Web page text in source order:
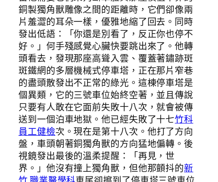
銅製獨角獸雕像之間的距離時，它們卻像兩
片羞澀的耳朵一樣，優雅地縮了回去。同時
發出低語：「你還是別看了，反正你也停不
好。」何手殘感覺心臟快要跳出來了。他轉
頭看去，發現那座高聳入雲、覆蓋著鏽跡斑
斑鐵網的多層機械式停車塔，正在那片窄巷
的盡頭散發出不正常的綠光。這棟停車塔是
個異類，它的三號車位始終空著，並且傳說
只要有人敢在它面前失敗十八次，就會被傳
送到一個泊車地獄。他已經失敗了十七竹科
員工健檢次。現在是第十八次。他打了方向
盤，車頭朝著銅獨角獸的方向猛地偏轉。後
視鏡發出最後的溫柔提醒：「再見，世
界。」他沒有撞上獨角獸，但他那顫抖的新